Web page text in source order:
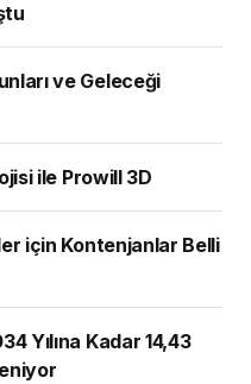
ve Geleceği
ile Prowill 3D
Belli
Yılına Kadar 14,43